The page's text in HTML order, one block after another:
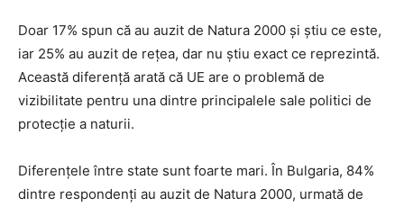
Doar 17% spun că au auzit de Natura 2000 și știu ce este,
iar 25% au auzit de rețea, dar nu știu exact ce reprezintă.
Această diferență arată că UE are o problemă de
vizibilitate pentru una dintre principalele sale politici de
protecție a naturii.
Diferențele între state sunt foarte mari. În Bulgaria, 84%
dintre respondenți au auzit de Natura 2000, urmată de